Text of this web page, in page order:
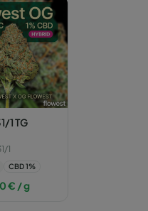
1 TG
1
CBD1%
€ / g